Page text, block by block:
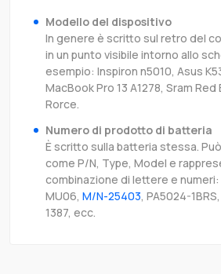
Modello del dispositivo
In genere è scritto sul retro del
in un punto visibile intorno allo
esempio: Inspiron n5010, Asus
MacBook Pro 13 A1278, Sram Red
Rorce.
Numero di prodotto di batteria
È scritto sulla batteria stessa.
come P/N, Type, Model e
combinazione di lettere e numeri:
MU06, M/N-25403, PA5024-
1387, ecc.